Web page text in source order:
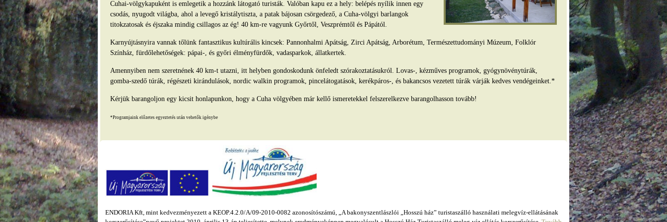
Cuhai-völgykapuként is emlegetik a hozzánk látogató turisták. Valóban kapu ez a hely: belépés nyílik innen egy
csodás, nyugodt világba, ahol a levegő kristálytiszta, a patak bájosan csörgedező, a Cuha-völgyi barlangok
titokzatosak és éjszaka mindig csillagos az ég! 40 km-re vagyunk Győrtől, Veszprémtől és Pápától.
Karnyújtásnyira vannak tőlünk fantasztikus kultúrális kincsek: Pannonhalmi Apátság, Zirci Apátság, Arborétum, Természettudományi Múzeum, Folklór
Színház, fürdőlehetőségek: pápai-, és győri élményfürdők, vadasparkok, állatkertek.
Amennyiben nem szeretnének 40 km-t utazni, itt helyben gondoskodunk önfeledt szórakoztatásukról. Lovas-, kézműves programok, gyógynövénytúrák,
gomba-szedő túrák, régészeti kirándulások, nordic walkin programok, pincelátogatások, kerékpáros-, és bakancsos vezetett túrák várják kedves vendégeinket.*
Kérjük barangoljon egy kicsit honlapunkon, hogy a Cuha völgyében már kellő ismeretekkel felszerelkezve barangolhasson tovább!
*Programjaink előzetes egyeztetés után vehetők igénybe
ENDORIA Kft, mint kedvezményezett a KEOP.4.2.0/A/09-2010-0082 azonosítószámú, „A bakonyszentlászlói „Hosszú ház” turistaszálló használati melegvíz-ellátásának